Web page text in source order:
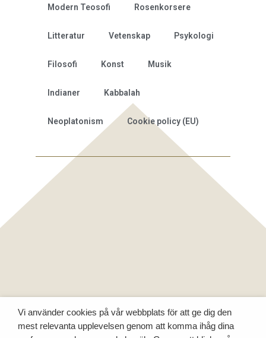
Modern Teosofi Rosenkorsere
Litteratur Vetenskap Psykologi
Filosofi Konst Musik
Indianer Kabbalah
Neoplatonism Cookie policy (EU)
Vi använder cookies på vår webbplats för att ge dig den
mest relevanta upplevelsen genom att komma ihåg dina